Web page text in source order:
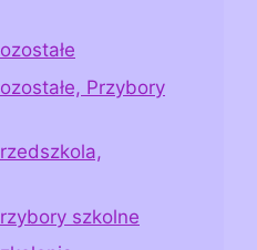
Przybory
szkolne